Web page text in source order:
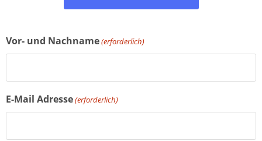
Vor- und Nachname(erforderlich)
E-Mail Adresse(erforderlich)